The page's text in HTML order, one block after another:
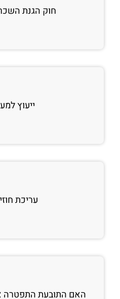
חוק הגנת השכר
ייעוץ
עריכת
האם התובעת התפטרה